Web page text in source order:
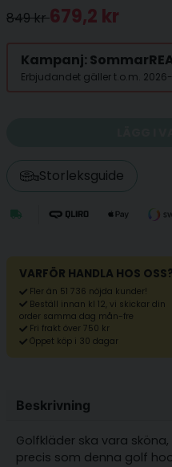
849 kr679,2 kr
Kampanj:
Erbjudandet gäller t.o.m.
Storleksguide
VARFÖR HANDLA HOS OSS?
Fler än 51 736 nöjda kunder!
Beställ innan kl 12, vi skickar din
order samma dag mån-fre
Fri frakt över 750 kr
Öppet köp i 30 dagar
Beskrivning
Golfkläder ska vara
precis som denna golf